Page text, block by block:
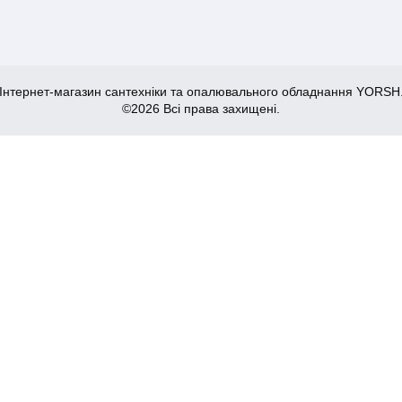
Інтернет-магазин сантехніки та опалювального обладнання YORSH.
©2026 Всі права захищені.